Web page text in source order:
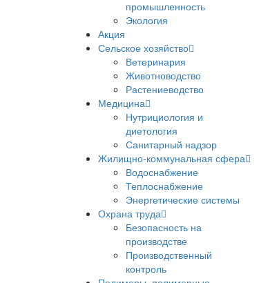
промышленность
Экология
Акция
Сельское хозяйство
Ветеринария
Животноводство
Растениеводство
Медицина
Нутрициология и
диетология
Санитарный надзор
Жилищно-коммунальная сфера
Водоснабжение
Теплоснабжение
Энергетические системы
Охрана труда
Безопасность на
производстве
Производственный
контроль